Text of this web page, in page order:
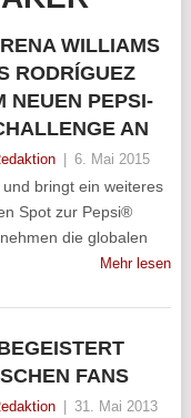
WILLIAMS
RODRÍGUEZ
NEUEN PEPSI-
AN
6. Mai 2015
bringt ein weiteres
Spot zur Pepsi®
die globalen
Mehr lesen
FANS
31. Mai 2013